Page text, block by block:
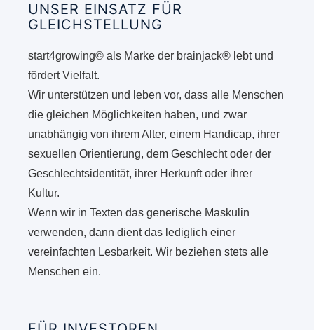
UNSER EINSATZ FÜR
GLEICHSTELLUNG
start4growing© als Marke der brainjack® lebt und
fördert Vielfalt.
Wir unterstützen und leben vor, dass alle Menschen
die gleichen Möglichkeiten haben, und zwar
unabhängig von ihrem Alter, einem Handicap, ihrer
sexuellen Orientierung, dem Geschlecht oder der
Geschlechtsidentität, ihrer Herkunft oder ihrer
Kultur.
Wenn wir in Texten das generische Maskulin
verwenden, dann dient das lediglich einer
vereinfachten Lesbarkeit. Wir beziehen stets alle
Menschen ein.